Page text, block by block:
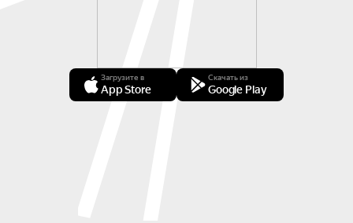
Загрузите в
App Store
Скачать из
Google Play